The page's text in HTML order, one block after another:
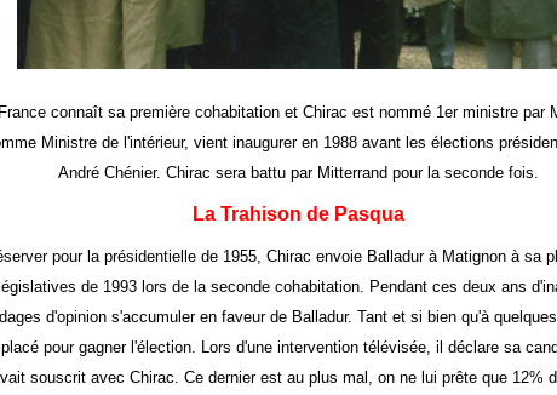
connaît sa première cohabitation et Chirac est nommé 1er ministre par
Ministre de l'intérieur, vient inaugurer en 1988 avant les élections
André Chénier. Chirac sera battu par Mitterrand pour la seconde fois.
La Trahison de Pasqua
pour la présidentielle de 1955, Chirac envoie Balladur à Matignon à sa
de 1993 lors de la seconde cohabitation. Pendant ces deux ans
d'opinion s'accumuler en faveur de Balladur. Tant et si bien qu'à
pour gagner l'élection. Lors d'une intervention télévisée, il déclare sa
souscrit avec Chirac. Ce dernier est au plus mal, on ne lui prête que 12%